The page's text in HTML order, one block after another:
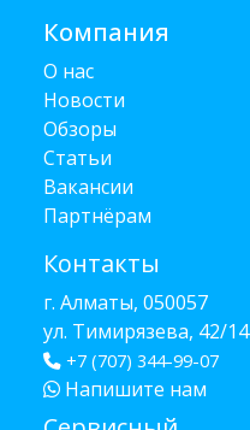
Компания
О нас
Новости
Обзоры
Статьи
Вакансии
Партнёрам
Контакты
г. Алматы, 050057
ул. Тимирязева, 42/14
+7 (707) 344-99-07
Напишите нам